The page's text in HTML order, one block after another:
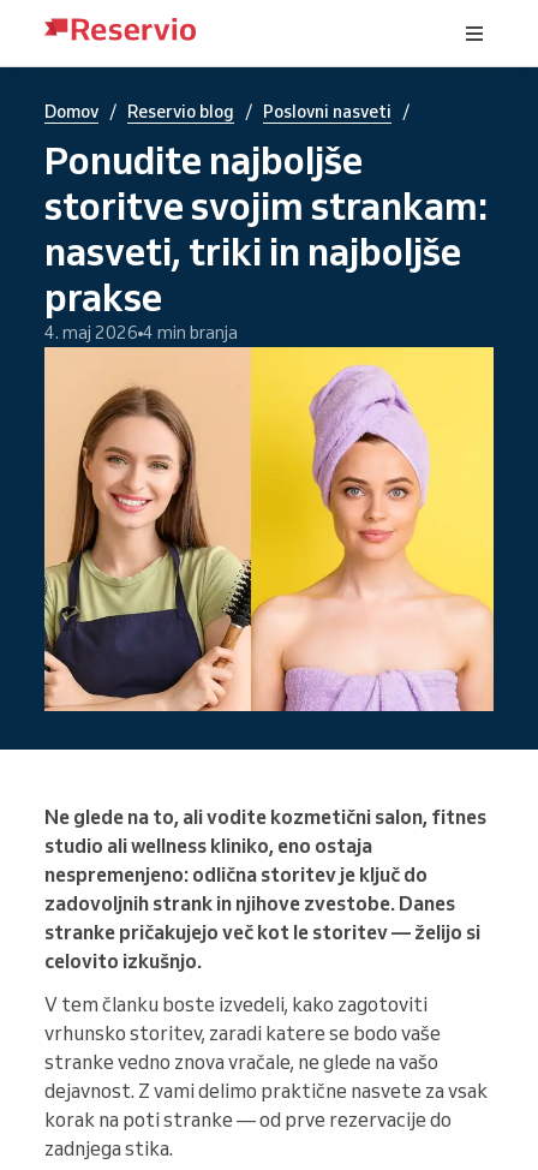
Domov / Reservio blog / Poslovni nasveti /
Ponudite najboljše
storitve svojim strankam:
nasveti, triki in najboljše
prakse
4. maj 2026 4 min branja
Ne glede na to, ali vodite kozmetični salon, fitnes
studio ali wellness kliniko, eno ostaja
nespremenjeno: odlična storitev je ključ do
zadovoljnih strank in njihove zvestobe. Danes
stranke pričakujejo več kot le storitev — želijo si
celovito izkušnjo.
V tem članku boste izvedeli, kako zagotoviti
vrhunsko storitev, zaradi katere se bodo vaše
stranke vedno znova vračale, ne glede na vašo
dejavnost. Z vami delimo praktične nasvete za vsak
korak na poti stranke — od prve rezervacije do
zadnjega stika.